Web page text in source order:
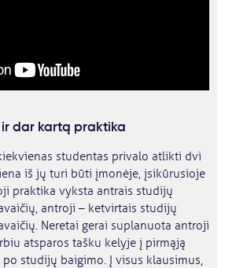
dar kartą praktika
studentas privalo atlikti dvi
iš jų turi būti įmonėje, įsikūrusioje
praktika vyksta antrais studijų
antroji – ketvirtais studijų
Neretai gerai suplanuota antroji
atsparos tašku kelyje į pirmąją
studijų baigimo. Į visus klausimus,